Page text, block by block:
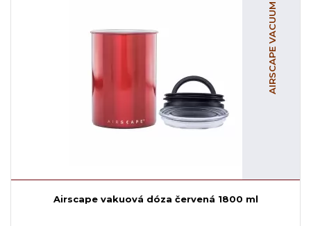
AIRSCAPE VACUUM
Airscape vakuová dóza červená 1800 ml